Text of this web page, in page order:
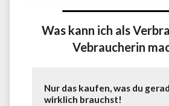
Was kann ich als
Vebraucherin
Nur das kaufen, was du
wirklich brauchst!